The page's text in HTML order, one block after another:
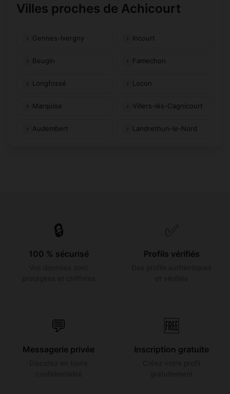
Villes proches de Achicourt
Gennes-Ivergny Incourt
Beugin Famechon
Longfossé Locon
Marquise Villers-lès-Cagnicourt
Audembert Landrethun-le-Nord
🔒
100 % sécurisé
✅
Profils vérifiés
💬
Messagerie privée
🆓
Inscription gratuite